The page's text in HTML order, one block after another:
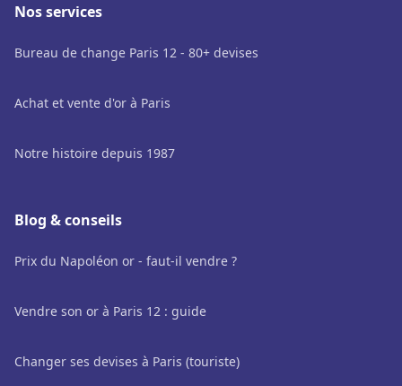
Nos services
Bureau de change Paris 12 - 80+ devises
Achat et vente d'or à Paris
Notre histoire depuis 1987
Blog & conseils
Prix du Napoléon or - faut-il vendre ?
Vendre son or à Paris 12 : guide
Changer ses devises à Paris (touriste)